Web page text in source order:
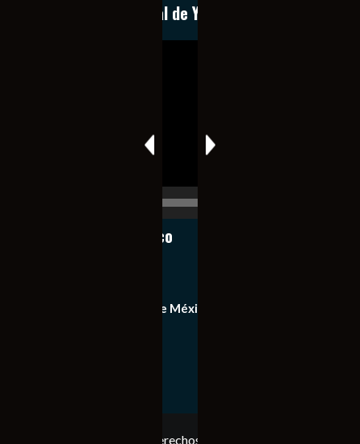
Conoce nuestro canal de YouTube
Notiexpress de México
Equipo de Notiexpress de México
Copyright © Todos los derechos reservados. Notiexpress